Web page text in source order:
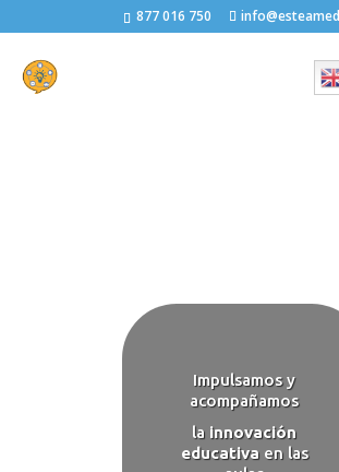
877 016 750
Reproductor de vídeo
Impulsamos y
acompañamos
la innovación
educativaen las